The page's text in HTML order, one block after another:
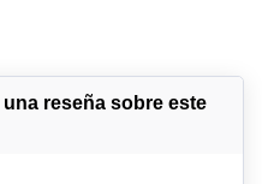
reseña sobre este